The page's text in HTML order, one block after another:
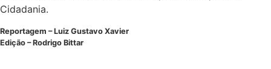
Cidadania.
Reportagem – Luiz Gustavo Xavier
Edição – Rodrigo Bittar